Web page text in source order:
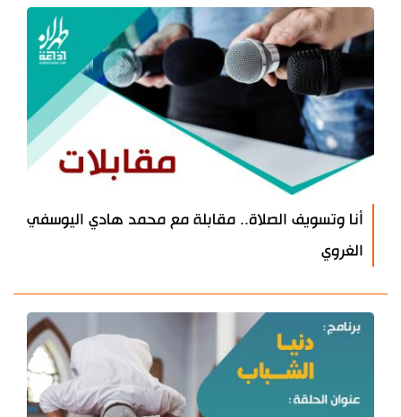
أنا وتسويف الصلاة.. مقابلة مع محمد هادي اليوسفي
الغروي